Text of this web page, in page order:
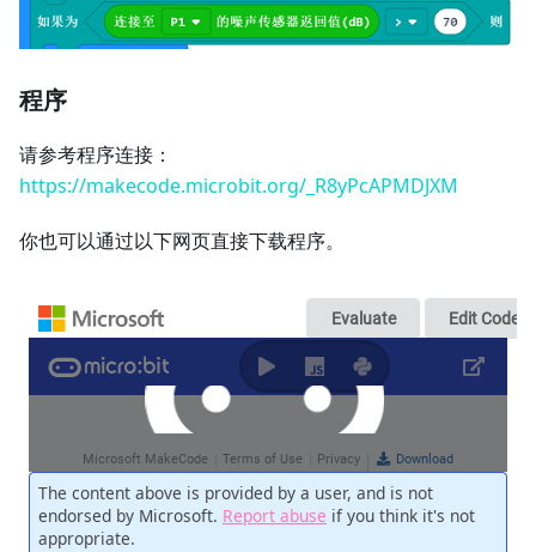
程序
请参考程序连接：
https://makecode.microbit.org/_R8yPcAPMDJXM
你也可以通过以下网页直接下载程序。